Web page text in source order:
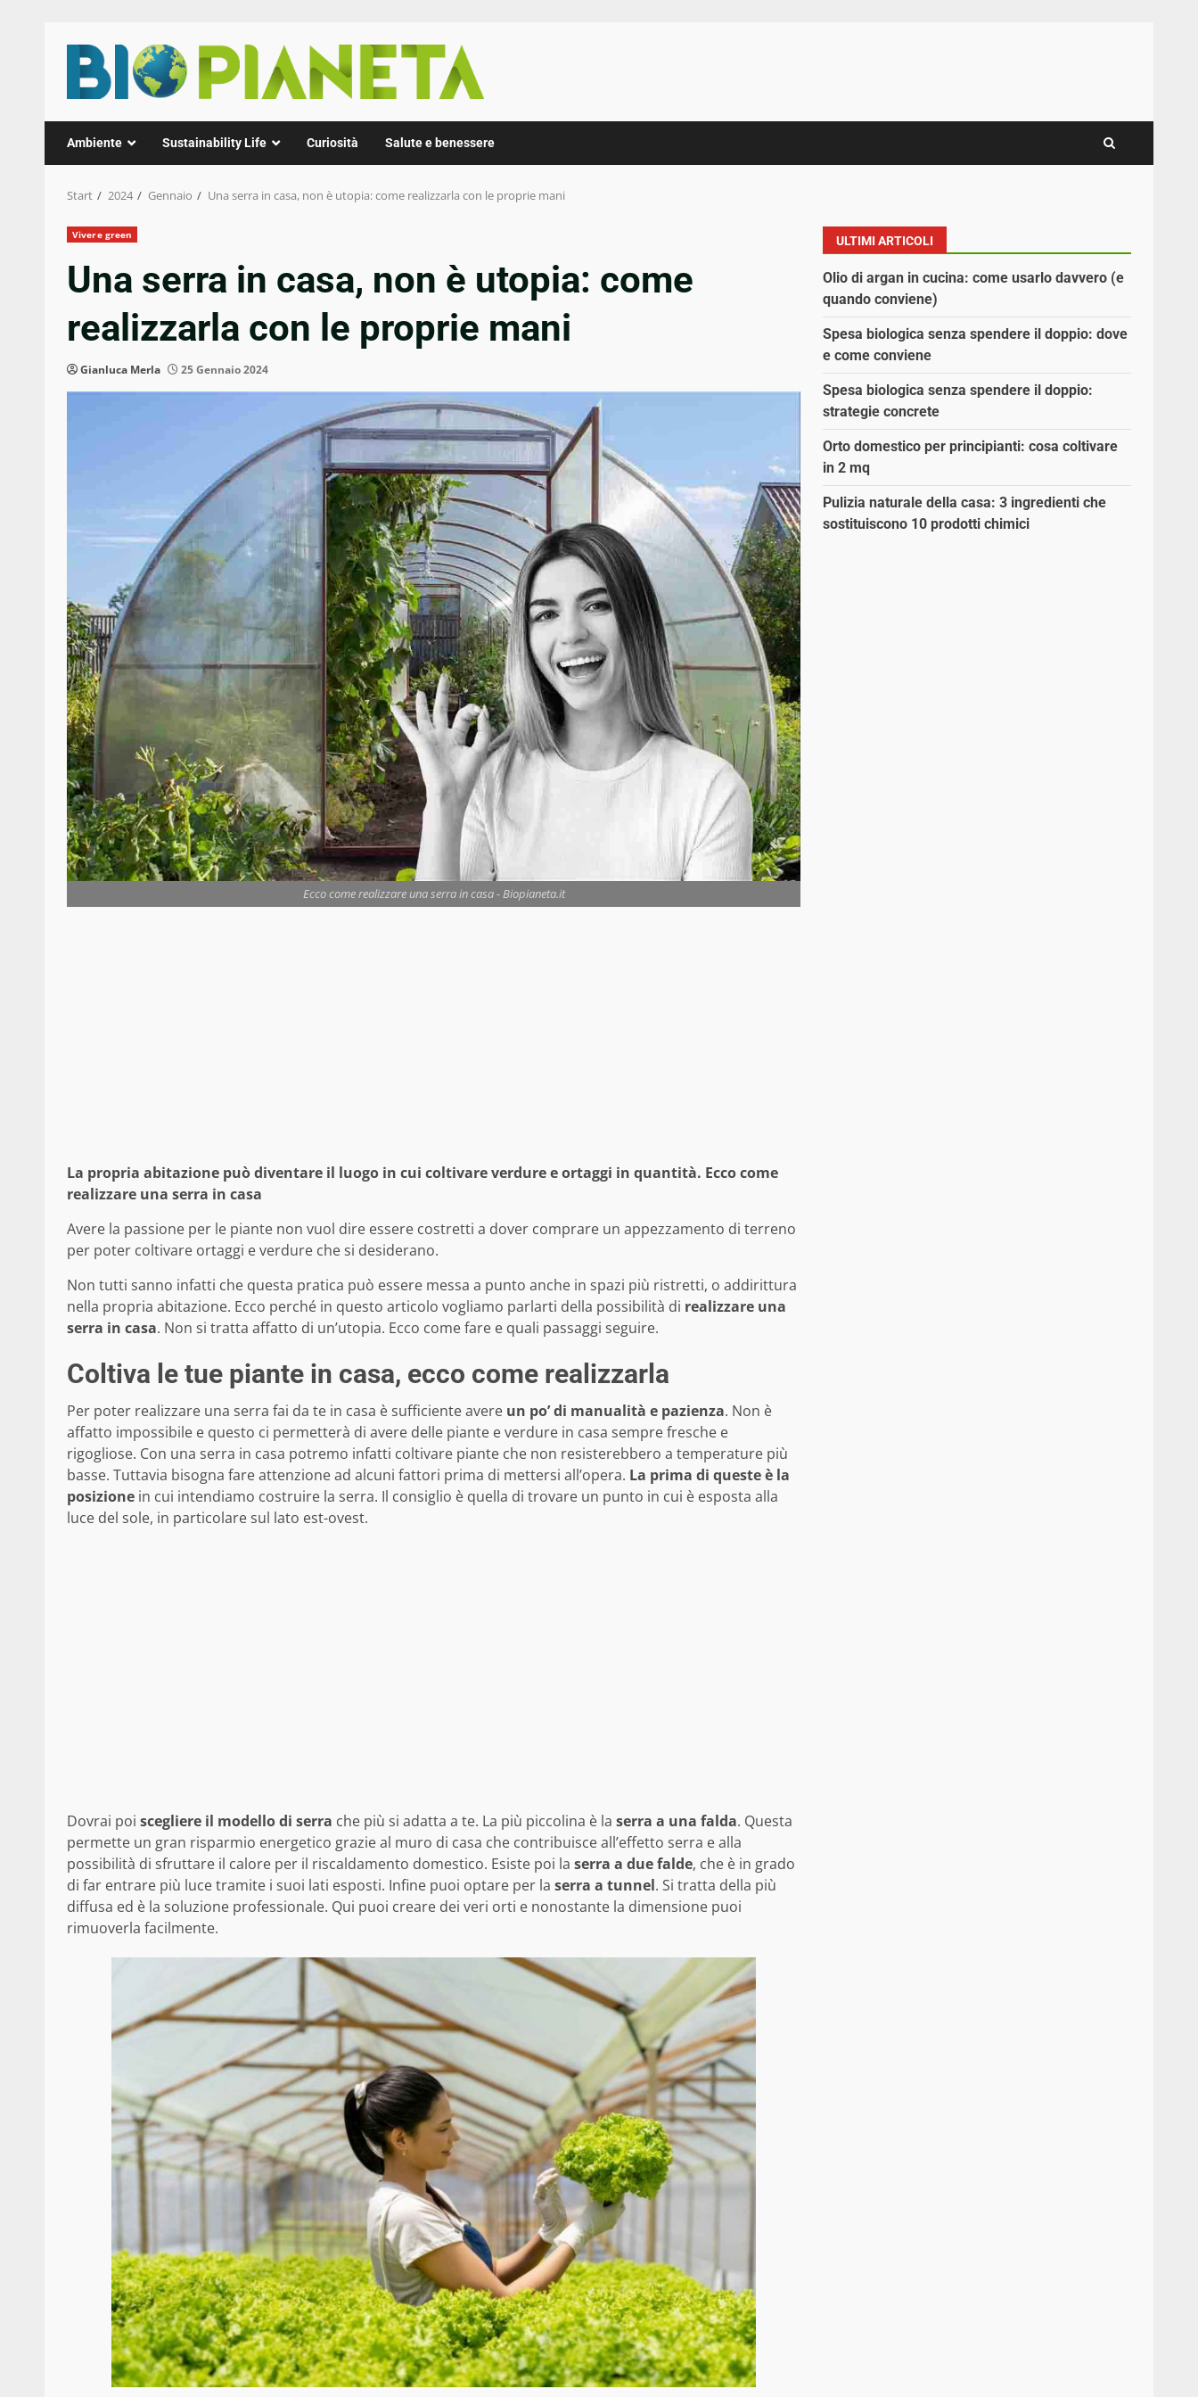
Inhalt
springen
Ambiente Sustainability Life Curiosità Salute e benessere
Start 2024 Gennaio Una serra in casa, non è utopia: come realizzarla con le proprie mani
Vivere green
Una serra in casa, non è utopia: come
realizzarla con le proprie mani
Gianluca Merla 25 Gennaio 2024
Ecco come realizzare una serra in casa - Biopianeta.it
La propria abitazione può diventare il luogo in cui coltivare verdure e ortaggi in quantità. Ecco come
realizzare una serra in casa
Avere la passione per le piante non vuol dire essere costretti a dover comprare un appezzamento di terreno
per poter coltivare ortaggi e verdure che si desiderano.
Non tutti sanno infatti che questa pratica può essere messa a punto anche in spazi più ristretti, o addirittura
nella propria abitazione. Ecco perché in questo articolo vogliamo parlarti della possibilità di realizzare una
serra in casa. Non si tratta affatto di un’utopia. Ecco come fare e quali passaggi seguire.
Coltiva le tue piante in casa, ecco come realizzarla
Per poter realizzare una serra fai da te in casa è sufficiente avere un po’ di manualità e pazienza. Non è
affatto impossibile e questo ci permetterà di avere delle piante e verdure in casa sempre fresche e
rigogliose. Con una serra in casa potremo infatti coltivare piante che non resisterebbero a temperature più
basse. Tuttavia bisogna fare attenzione ad alcuni fattori prima di mettersi all’opera. La prima di queste è la
posizione in cui intendiamo costruire la serra. Il consiglio è quella di trovare un punto in cui è esposta alla
luce del sole, in particolare sul lato est-ovest.
Dovrai poi scegliere il modello di serra che più si adatta a te. La più piccolina è la serra a una falda. Questa
permette un gran risparmio energetico grazie al muro di casa che contribuisce all’effetto serra e alla
possibilità di sfruttare il calore per il riscaldamento domestico. Esiste poi la serra a due falde, che è in grado
di far entrare più luce tramite i suoi lati esposti. Infine puoi optare per la serra a tunnel. Si tratta della più
diffusa ed è la soluzione professionale. Qui puoi creare dei veri orti e nonostante la dimensione puoi
rimuoverla facilmente.
ULTIMI ARTICOLI
Olio di argan in cucina: come usarlo davvero (e
quando conviene)
Spesa biologica senza spendere il doppio: dove
e come conviene
Spesa biologica senza spendere il doppio:
strategie concrete
Orto domestico per principianti: cosa coltivare
in 2 mq
Pulizia naturale della casa: 3 ingredienti che
sostituiscono 10 prodotti chimici